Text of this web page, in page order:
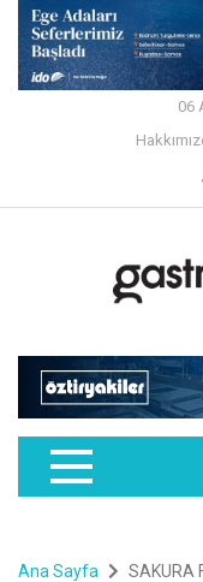
06
Ana Sayfa SAKURA